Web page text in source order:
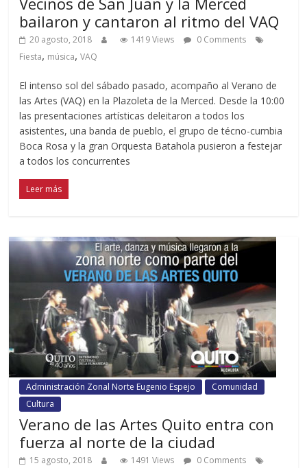
bailaron y cantaron al ritmo del VAQ
20 agosto, 2018 1419 Views
0 Comments
Fiesta, música,VAQ
El intenso sol del sábado pasado, acompaño al Verano de
las Artes (VAQ) en la Plazoleta de la Merced. Desde la 10:00
las presentaciones artísticas deleitaron a todos los
asistentes, una banda de pueblo, el grupo de técno-cumbia
Boca Rosa y la gran Orquesta Batahola pusieron a festejar
a todos los concurrentes
Leer más
Administración Zonal Norte Eugenio Espejo
Comunidad
Cultura
Verano de las Artes Quito entra con
fuerza al norte de la ciudad
15 agosto, 2018 1491 Views
0 Comments